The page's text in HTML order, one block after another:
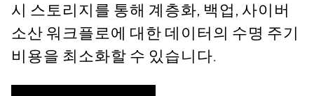
시 스토리지를 통해 계층화, 백업, 사이버
소산 워크플로에 대한 데이터의 수명 주기
비용을 최소화할 수 있습니다.